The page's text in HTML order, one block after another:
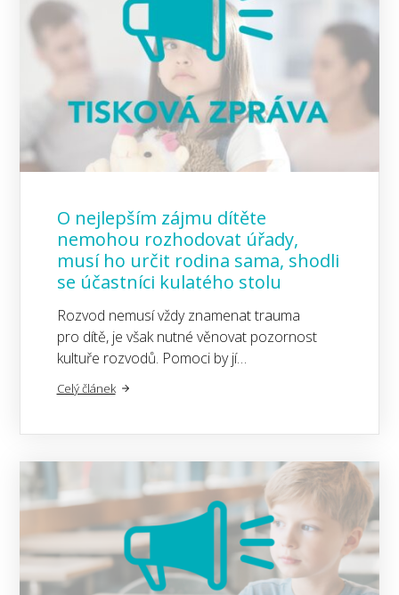
O nejlepším zájmu dítěte
nemohou rozhodovat úřady,
musí ho určit rodina sama, shodli
se účastníci kulatého stolu
Rozvod nemusí vždy znamenat trauma
pro dítě, je však nutné věnovat pozornost
kultuře rozvodů. Pomoci by jí…
Celý článek